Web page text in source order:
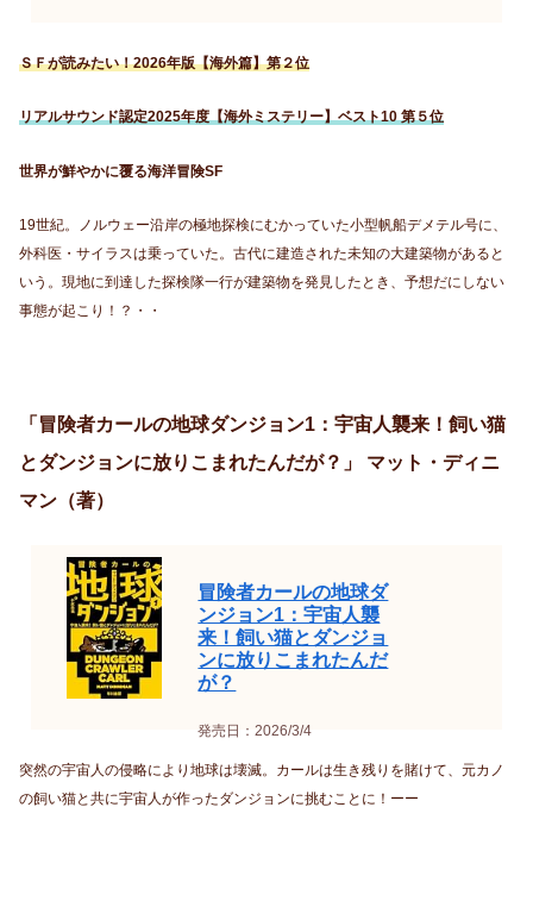
ＳＦが読みたい！2026年版【海外篇】第２位
リアルサウンド認定2025年度【海外ミステリー】ベスト10 第５位
世界が鮮やかに覆る海洋冒険SF
19世紀。ノルウェー沿岸の極地探検にむかっていた小型帆船デメテル号に、
外科医・サイラスは乗っていた。古代に建造された未知の大建築物があると
いう。現地に到達した探検隊一行が建築物を発見したとき、予想だにしない
事態が起こり！？・・
「冒険者カールの地球ダンジョン1：宇宙人襲来！飼い猫
とダンジョンに放りこまれたんだが？」 マット・ディニ
マン（著）
冒険者カールの地球ダ
ンジョン1：宇宙人襲
来！飼い猫とダンジョ
ンに放りこまれたんだ
が？
発売日：2026/3/4
突然の宇宙人の侵略により地球は壊滅。カールは生き残りを賭けて、元カノ
の飼い猫と共に宇宙人が作ったダンジョンに挑むことに！ーー